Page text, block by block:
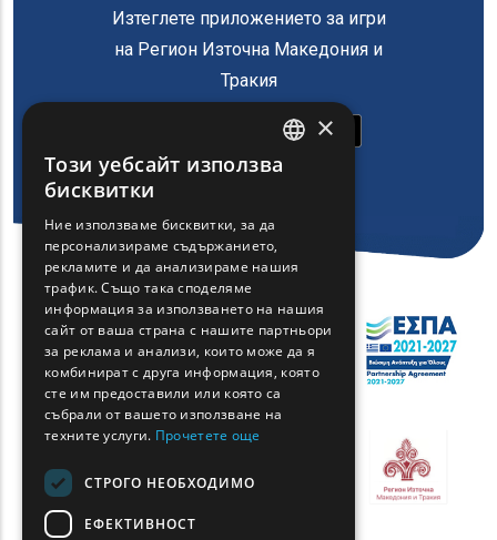
Изтеглете приложението за игри
на Регион Източна Македония и
Тракия
ENGLISH
FRENCH
ROMANIAN
TURKISH
×
Този уебсайт използва
бисквитки
Ние използваме бисквитки, за да
персонализираме съдържанието,
рекламите и да анализираме нашия
трафик. Също така споделяме
информация за използването на нашия
сайт от ваша страна с нашите партньори
за реклама и анализи, които може да я
комбинират с друга информация, която
сте им предоставили или която са
събрали от вашето използване на
техните услуги. Прочетете още
СТРОГО НЕОБХОДИМО
ЕФЕКТИВНОСТ